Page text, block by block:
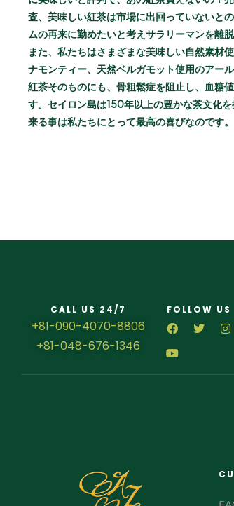
査、美味しい紅茶は市場に出回っていないと
ムの再来に勤めたいと考えサラリーマンを離
また、私たちはさまざまな美味しい自然素材
ナモンティー、天然ベルガモット使用のアー
紅茶そのものにも、骨粗鬆症を阻止し、血糖
す。セイロン島は150年以上の豊かな茶文化
来る事は私たちにとって最高の喜びなのです。
CALL US 24/7
+81-090-4070-8806
+81-048-676-1346
FOLLOW US